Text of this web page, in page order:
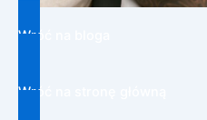
Wróć na bloga
Wróć na stronę główną